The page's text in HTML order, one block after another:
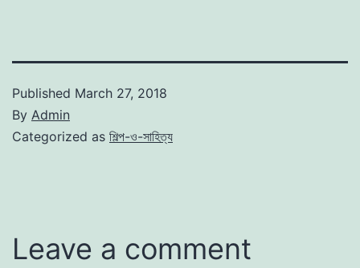
Published March 27, 2018
By Admin
Categorized as শিল্প-ও-সাহিত্য
Leave a comment